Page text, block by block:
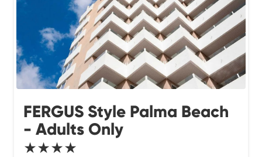
FERGUS Style Palma Beach
- Adults Only
★★★★